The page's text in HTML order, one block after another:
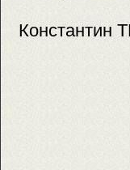
Константин